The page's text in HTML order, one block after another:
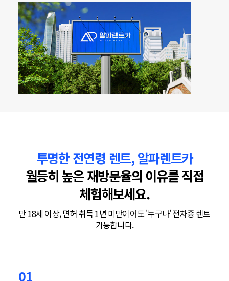
투명한 전연령 렌트, 알파렌트카
월등히 높은 재방문율의 이유를 직접
체험해보세요.
만 18세 이상, 면허 취득 1년 미만이어도 '누구나' 전차종 렌트
가능합니다.
01